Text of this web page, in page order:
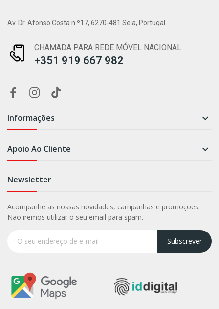
Av. Dr. Afonso Costa n.º17, 6270-481 Seia, Portugal
CHAMADA PARA REDE MÓVEL NACIONAL
+351 919 667 982
Informações 
Apoio Ao Cliente 
Newsletter
Acompanhe as nossas novidades, campanhas e promoções.
Não iremos utilizar o seu email para spam.
Subscrever